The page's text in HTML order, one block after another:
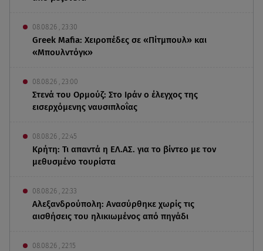
08.08.26 , 23:30
Greek Mafia: Χειροπέδες σε «Πίτμπουλ» και
«Μπουλντόγκ»
08.08.26 , 23:00
Στενά του Ορμούζ: Στο Ιράν ο έλεγχος της
εισερχόμενης ναυσιπλοΐας
08.08.26 , 22:45
Κρήτη: Τι απαντά η ΕΛ.ΑΣ. για το βίντεο με τον
μεθυσμένο τουρίστα
08.08.26 , 22:33
Αλεξανδρούπολη: Ανασύρθηκε χωρίς τις
αισθήσεις του ηλικιωμένος από πηγάδι
08.08.26 , 22:15